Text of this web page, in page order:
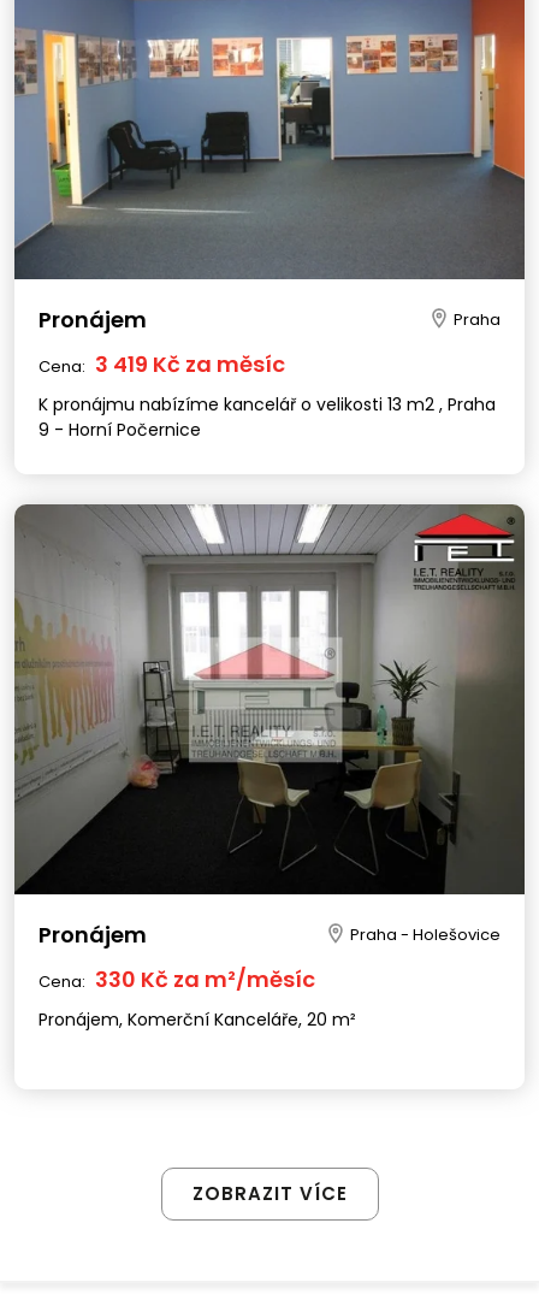
Pronájem Praha
Cena: 3 419 Kč za měsíc
K pronájmu nabízíme kancelář o velikosti 13 m2 , Praha
9 - Horní Počernice
Pronájem Praha - Holešovice
Cena: 330 Kč za m²/měsíc
Pronájem, Komerční Kanceláře, 20 m²
ZOBRAZIT VÍCE